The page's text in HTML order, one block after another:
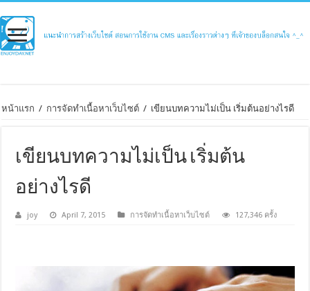
หน้าแรก / การจัดทำเนื้อหาเว็บไซต์ / เขียนบทความไม่เป็น เริ่มต้นอย่างไรดี
เขียนบทความไม่เป็น เริ่มต้น
อย่างไรดี
joy April 7, 2015 การจัดทำเนื้อหาเว็บไซต์ 127,346 ครั้ง